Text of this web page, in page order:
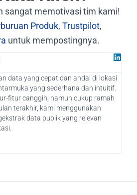
sangat memotivasi tim kami!
Produk, Trustpilot,
untuk mempostingnya.
data yang cepat dan andal di lokasi
yang sederhana dan intuitif.
fitur canggih, namun cukup ramah
terakhir, kami menggunakan
data publik yang relevan